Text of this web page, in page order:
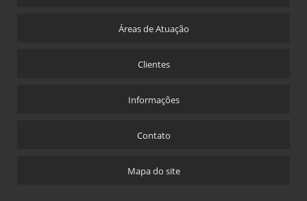
Áreas de Atuação
Clientes
Informações
Contato
Mapa do site